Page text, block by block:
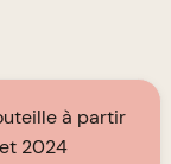
à partir
2024